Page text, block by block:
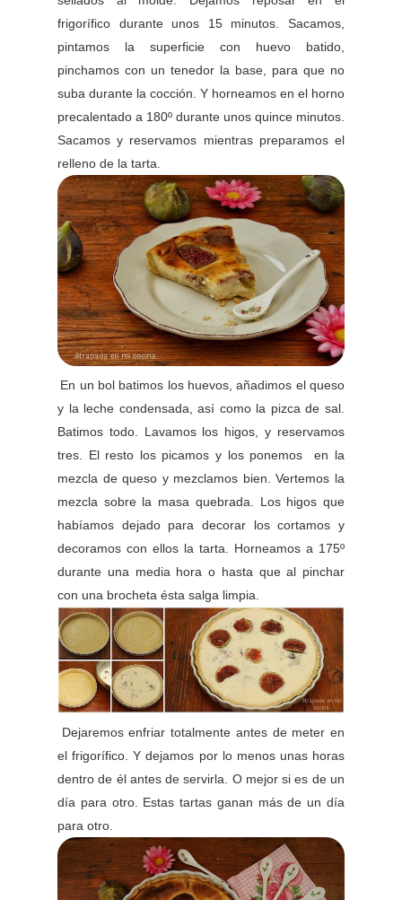
frigorífico durante unos 15 minutos. Sacamos,
pintamos la superficie con huevo batido,
pinchamos con un tenedor la base, para que no
suba durante la cocción. Y horneamos en el horno
precalentado a 180º durante unos quince minutos.
Sacamos y reservamos mientras preparamos el
relleno de la tarta.
En un bol batimos los huevos, añadimos el queso
y la leche condensada, así como la pizca de sal.
Batimos todo. Lavamos los higos, y reservamos
tres. El resto los picamos y los ponemos en la
mezcla de queso y mezclamos bien. Vertemos la
mezcla sobre la masa quebrada. Los higos que
habíamos dejado para decorar los cortamos y
decoramos con ellos la tarta. Horneamos a 175º
durante una media hora o hasta que al pinchar
con una brocheta ésta salga limpia.
Dejaremos enfriar totalmente antes de meter en
el frigorífico. Y dejamos por lo menos unas horas
dentro de él antes de servirla. O mejor si es de un
día para otro. Estas tartas ganan más de un día
para otro.